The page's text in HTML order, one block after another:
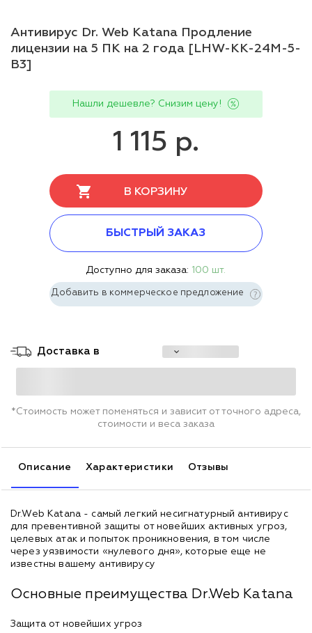
Антивирус Dr. Web Katana Продление
лицензии на 5 ПК на 2 года [LHW-KK-24M-5-
B3]
Нашли дешевле? Снизим цену!
1 115 р.
В КОРЗИНУ
БЫСТРЫЙ ЗАКАЗ
Доступно для заказа: 100 шт.
Добавить в коммерческое предложение
Доставка в
*Стоимость может поменяться и зависит от точного адреса,
стоимости и веса заказа
Описание Характеристики Отзывы
Dr.Web Katana - самый легкий несигнатурный антивирус
для превентивной защиты от новейших активных угроз,
целевых атак и попыток проникновения, в том числе
через уязвимости «нулевого дня», которые еще не
известны вашему антивирусу
Основные преимущества Dr.Web Katana
Защита от новейших угроз